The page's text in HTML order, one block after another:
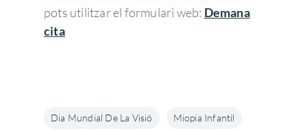
pots utilitzar el formulari web: Demana
cita
Dia Mundial De La Visió Miopia Infantil